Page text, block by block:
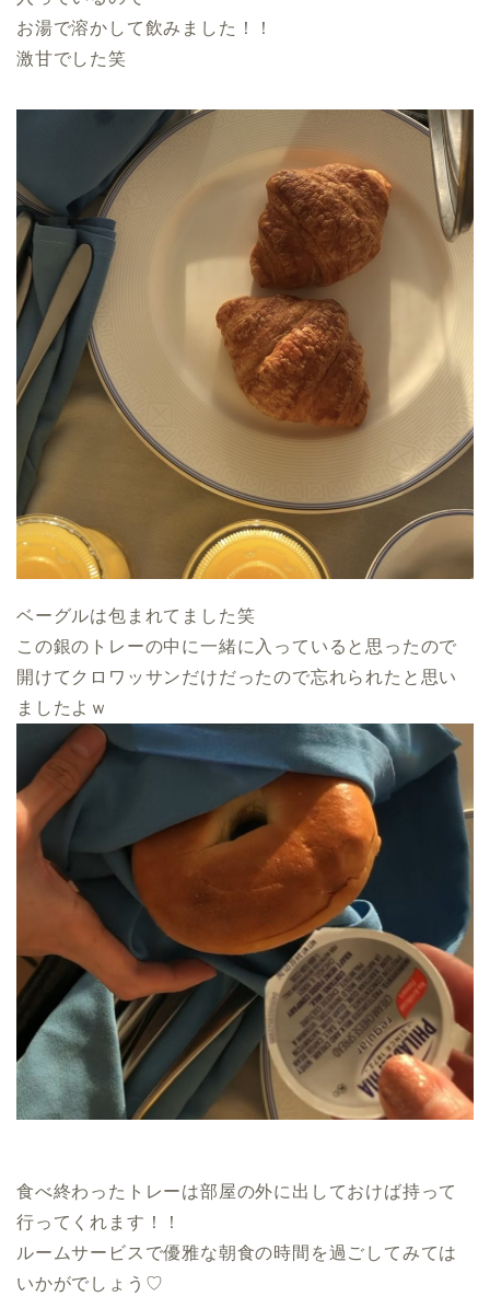
お湯で溶かして飲みました！！
激甘でした笑
ベーグルは包まれてました笑
この銀のトレーの中に一緒に入っていると思ったので
開けてクロワッサンだけだったので忘れられたと思い
ましたよｗ
食べ終わったトレーは部屋の外に出しておけば持って
行ってくれます！！
ルームサービスで優雅な朝食の時間を過ごしてみては
いかがでしょう♡